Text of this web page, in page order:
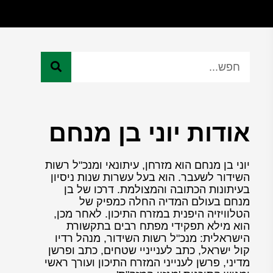
אודות יוני בן מנחם
יוני בן מנחם הוא מזרחן, עיתונאי ומנכ"ל רשות
השידור לשעבר. הוא בעל עשרות שנות ניסיון
בעיתונות הכתובה והמצולמת. דרכו של בן
מנחם בעולם המדיה החלה כמפיק של
הטלוויזיה היפנית במזרח התיכון. לאחר מכן,
הוא מילא תפקידי מפתח רבים בתקשורת
הישראלית: מנכ"ל רשות השידור, מנהל רדיו
קול ישראל, כתב לענייניי שטחים, כתב ופרשן
מדיני, פרשן לענייני המזרח התיכון ועורך ראשי